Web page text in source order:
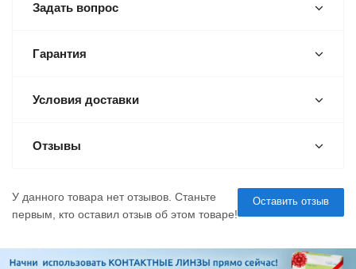
Задать вопрос
Гарантия
Условия доставки
Отзывы
Оставить отзыв
У данного товара нет отзывов. Станьте
первым, кто оставил отзыв об этом товаре!